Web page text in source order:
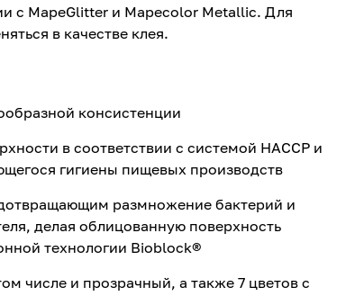
с MapeGlitter и Mapecolor Metallic. Для
в качестве клея.
консистенции
в соответствии с системой HACCP и
гигиены пищевых производств
размножение бактерий и
делая облицованную поверхность
технологии Bioblock®
числе и прозрачный, а также 7 цветов с